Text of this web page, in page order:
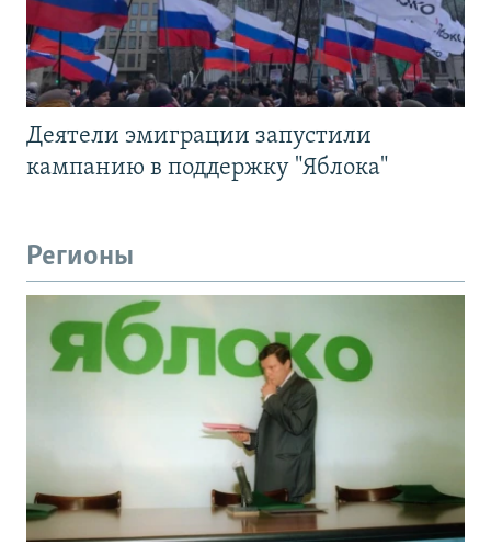
Деятели эмиграции запустили
кампанию в поддержку "Яблока"
Регионы